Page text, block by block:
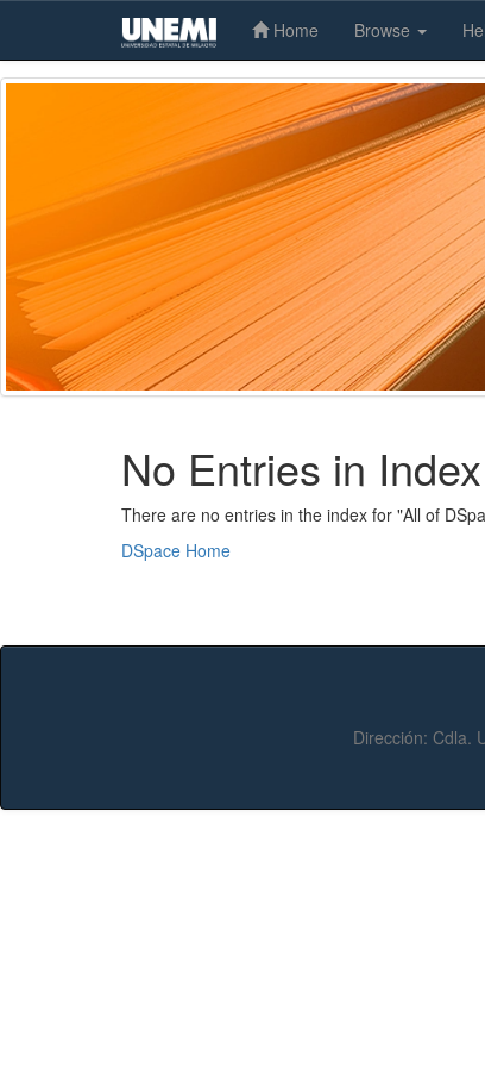
Skip
Home Browse
No Entries in Index
There are no entries in the index for "All of
DSpace Home
Dirección: Cdla.